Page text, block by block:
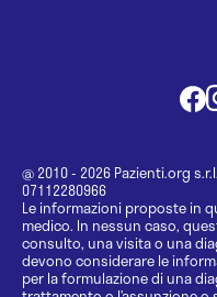
@ 2010 - 2026 Pazienti.org s.r.l.
07112280966
Le informazioni proposte in
medico. In nessun caso,
consulto, una visita o una
devono considerare le
per la formulazione di una